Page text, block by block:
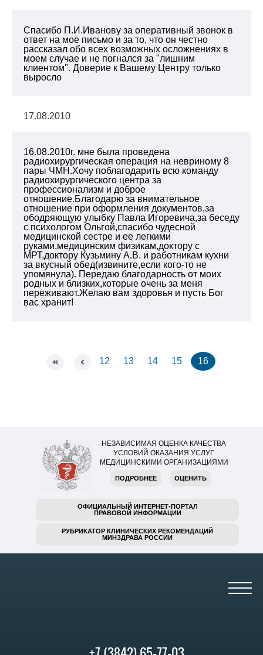
Спасибо П.И.Иванову за оперативный звонок в
ответ на мое письмо и за то, что он честно
рассказал обо всех возможных осложнениях в
моем случае и не погнался за "лишним
клиентом". Доверие к Вашему Центру только
выросло
17.08.2010
16.08.2010г. мне была проведена
радиохирургическая операция на невриному 8
пары ЧМН.Хочу поблагодарить всю команду
радиохирургического центра за
профессионализм и доброе
отношение.Благодарю за внимательное
отношение при оформления документов,за
ободряющую улыбку Павла Игоревича,за беседу
с психологом Ольгой,спасибо чудесной
медицинской сестре и ее легкими
руками,медицинским физикам,доктору с
МРТ,доктору Кузьмину А.В. и работникам кухни
за вкусный обед(извините,если кого-то не
упомянула). Передаю благодарность от моих
родных и близких,которые очень за меня
переживают.Желаю вам здоровья и пусть Бог
вас хранит!
12 13 14 15 16
НЕЗАВИСИМАЯ ОЦЕНКА КАЧЕСТВА
УСЛОВИЙ ОКАЗАНИЯ УСЛУГ
МЕДИЦИНСКИМИ ОРГАНИЗАЦИЯМИ
ПОДРОБНЕЕ ОЦЕНИТЬ
ОФИЦИАЛЬНЫЙ ИНТЕРНЕТ-ПОРТАЛ
ПРАВОВОЙ ИНФОРМАЦИИ
РУБРИКАТОР КЛИНИЧЕСКИХ РЕКОМЕНДАЦИЙ
МИНЗДРАВА РОССИИ